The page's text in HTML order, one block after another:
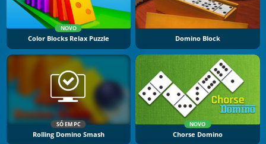
NOVO
Color Blocks Relax Puzzle Domino Block
SÓ EM PC
Rolling Domino Smash
NOVO
Chorse Domino